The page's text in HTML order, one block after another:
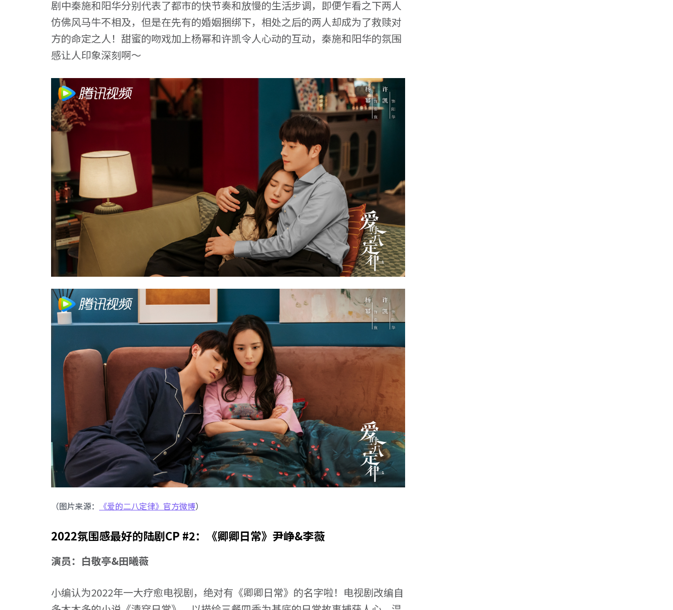
剧中秦施和阳华分别代表了都市的快节奏和放慢的生活步调，即便乍看之下两人
仿佛风马牛不相及，但是在先有的婚姻捆绑下，相处之后的两人却成为了救赎对
方的命定之人！甜蜜的吻戏加上杨幂和许凯令人心动的互动，秦施和阳华的氛围
感让人印象深刻啊～
（图片来源： 《爱的二八定律》官方微博）
2022氛围感最好的陆剧CP #2：《卿卿日常》尹峥&李薇
演员：白敬亭&田曦薇
小编认为2022年一大疗愈电视剧，绝对有《卿卿日常》的名字啦！电视剧改编自